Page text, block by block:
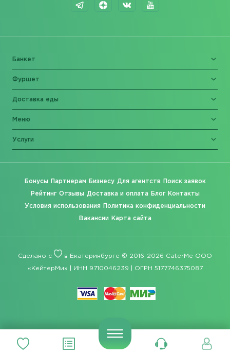
Банкет
Фуршет
Доставка еды
Меню
Услуги
Бонусы Партнерам Бизнесу Для агентств Поиск заявок
Рейтинг Отзывы Доставка и оплата Блог Контакты
Условия использования Политика конфиденциальности
Вакансии Карта сайта
Сделано с в Екатеринбурге © 2016-2026 CaterMe ООО
«КейтерМи» | ИНН 9710046239 | ОГРН 5177746375087